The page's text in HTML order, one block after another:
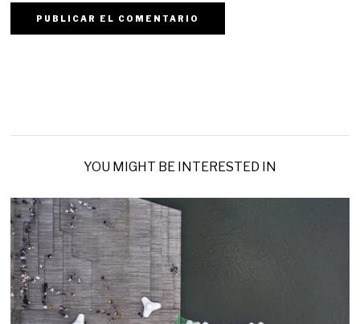
YOU MIGHT BE INTERESTED IN